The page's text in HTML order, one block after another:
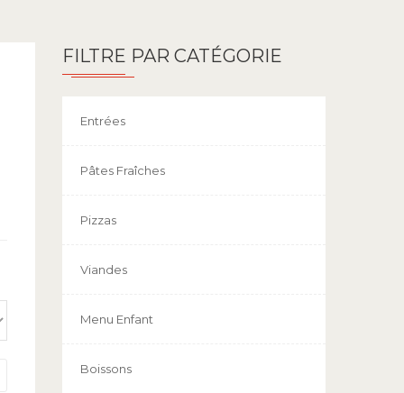
FILTRE PAR CATÉGORIE
Entrées
Pâtes Fraîches
Pizzas
Viandes
Menu Enfant
Boissons